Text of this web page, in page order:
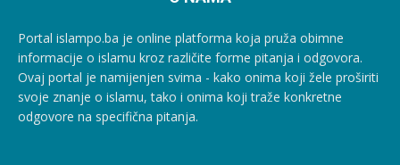
Portal islampo.ba je online platforma koja pruža obimne
informacije o islamu kroz različite forme pitanja i odgovora.
Ovaj portal je namijenjen svima - kako onima koji žele proširiti
svoje znanje o islamu, tako i onima koji traže konkretne
odgovore na specifična pitanja.